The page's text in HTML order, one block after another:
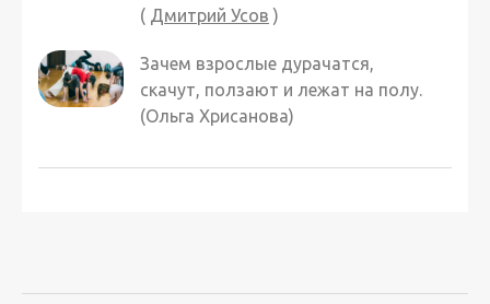
( Дмитрий Усов )
Зачем взрослые дурачатся,
скачут, ползают и лежат на полу.
(Ольга Хрисанова)